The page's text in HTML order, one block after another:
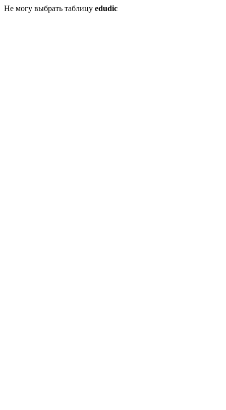
Не могу выбрать таблицу edudic